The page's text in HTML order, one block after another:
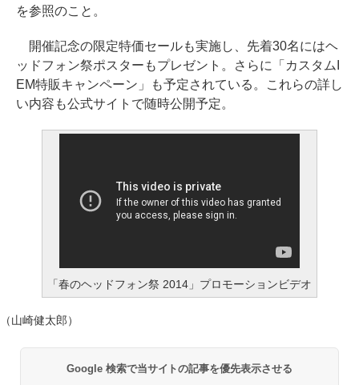
を参照のこと。
開催記念の限定特価セールも実施し、先着30名にはヘ
ッドフォン祭ポスターもプレゼント。さらに「カスタムI
EM特販キャンペーン」も予定されている。これらの詳し
い内容も公式サイトで随時公開予定。
「春のヘッドフォン祭 2014」プロモーションビデオ
（山崎健太郎）
Google 検索で当サイトの記事を優先表示させる